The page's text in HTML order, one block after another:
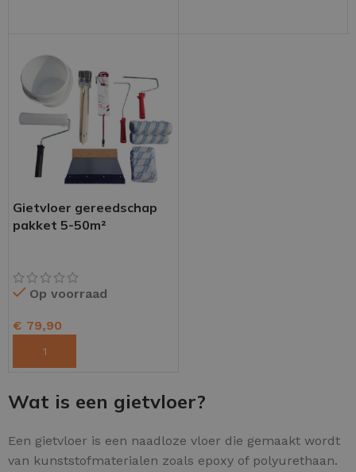
Gietvloer gereedschap
pakket 5-50m²
Op voorraad
€ 79,90
Wat is een gietvloer?
Een gietvloer is een naadloze vloer die gemaakt wordt
van kunststofmaterialen zoals epoxy of polyurethaan.